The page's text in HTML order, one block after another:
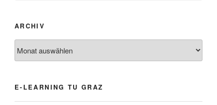
ARCHIV
E-LEARNING TU GRAZ